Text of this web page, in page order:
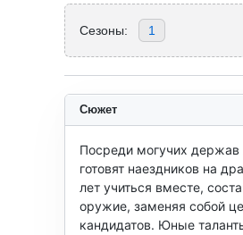
Сезоны: 1
Сюжет
Посреди могучих держав
готовят наездников на
лет учиться вместе,
оружие, заменяя собой
кандидатов. Юные